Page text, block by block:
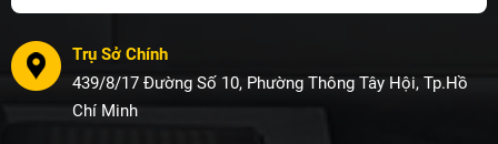
Trụ Sở Chính
439/8/17 Đường Số 10, Phường Thông Tây Hội, Tp.Hồ
Chí Minh